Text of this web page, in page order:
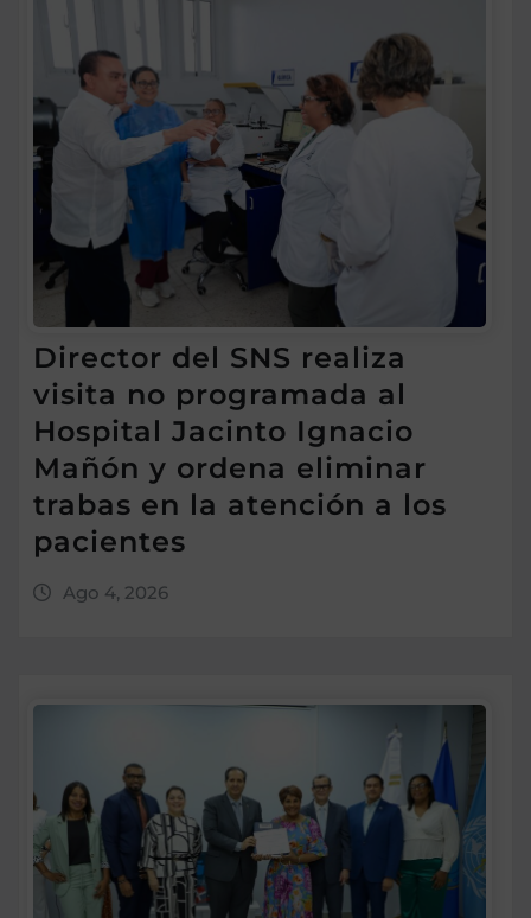
Director del SNS realiza
visita no programada al
Hospital Jacinto Ignacio
Mañón y ordena eliminar
trabas en la atención a los
pacientes
Ago 4, 2026